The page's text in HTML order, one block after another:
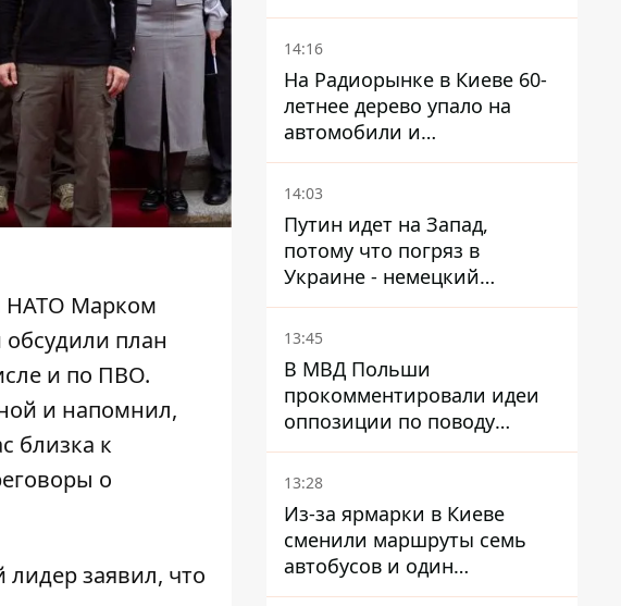
НАТО Марком
план
и по ПВО.
и напомнил,
близка к
о
заявил, что
незаменимой работе
связистов на фронте
14:16
На Радиорынке в Киеве 60-
летнее дерево упало на
автомобили и
травмировало человека -
подробности
14:03
Путин идет на Запад,
потому что погряз в
Украине - немецкий
политик высказался о
планах РФ
13:45
В МВД Польши
прокомментировали идеи
оппозиции по поводу
депортации украинских
мужчин - абсурд и популизм
13:28
Из-за ярмарки в Киеве
сменили маршруты семь
автобусов и один
троллейбус